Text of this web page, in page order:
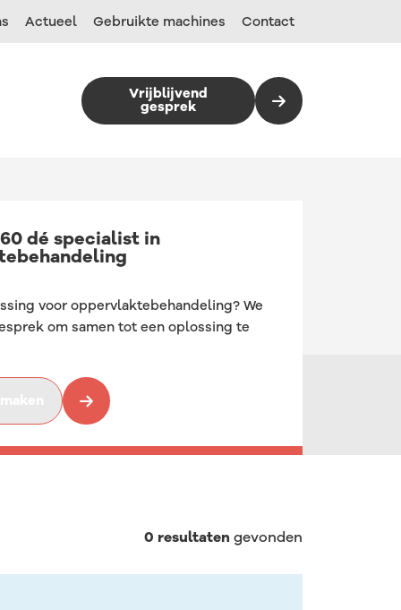
Actueel Gebruikte machines Contact
Droog stralen met perslucht
Werpstralen
Natstralen
Droogijs stralen
Vibreren
Centrifugaalslijpen
Dragfinishing
Electrofinishing
Sproeireinigen
Ultrasoon reinigen
METALLFORM
MHG straalcabines
BMF Straalapparatuur
Sproeireinigen
Ultrasoon reinigen
Vrijblijvend
gesprek
dé specialist in
voor oppervlaktebehandeling? We
om samen tot een oplossing te
0 resultaten gevonden